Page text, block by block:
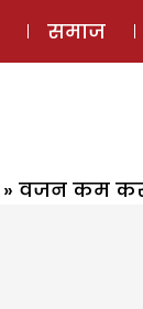
समाज
» वजन कम